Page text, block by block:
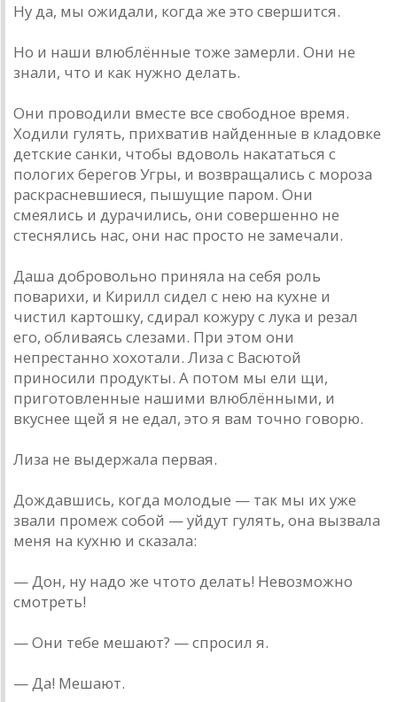
Ну да, мы ожидали, когда же это свершится.
Но и наши влюблённые тоже замерли. Они не
знали, что и как нужно делать.
Они проводили вместе все свободное время.
Ходили гулять, прихватив найденные в кладовке
детские санки, чтобы вдоволь накататься с
пологих берегов Угры, и возвращались с мороза
раскрасневшиеся, пышущие паром. Они
смеялись и дурачились, они совершенно не
стеснялись нас, они нас просто не замечали.
Даша добровольно приняла на себя роль
поварихи, и Кирилл сидел с нею на кухне и
чистил картошку, сдирал кожуру с лука и резал
его, обливаясь слезами. При этом они
непрестанно хохотали. Лиза с Васютой
приносили продукты. А потом мы ели щи,
приготовленные нашими влюблёнными, и
вкуснее щей я не едал, это я вам точно говорю.
Лиза не выдержала первая.
Дождавшись, когда молодые — так мы их уже
звали промеж собой — уйдут гулять, она вызвала
меня на кухню и сказала:
— Дон, ну надо же что­то делать! Невозможно
смотреть!
— Они тебе мешают? — спросил я.
— Да! Мешают.